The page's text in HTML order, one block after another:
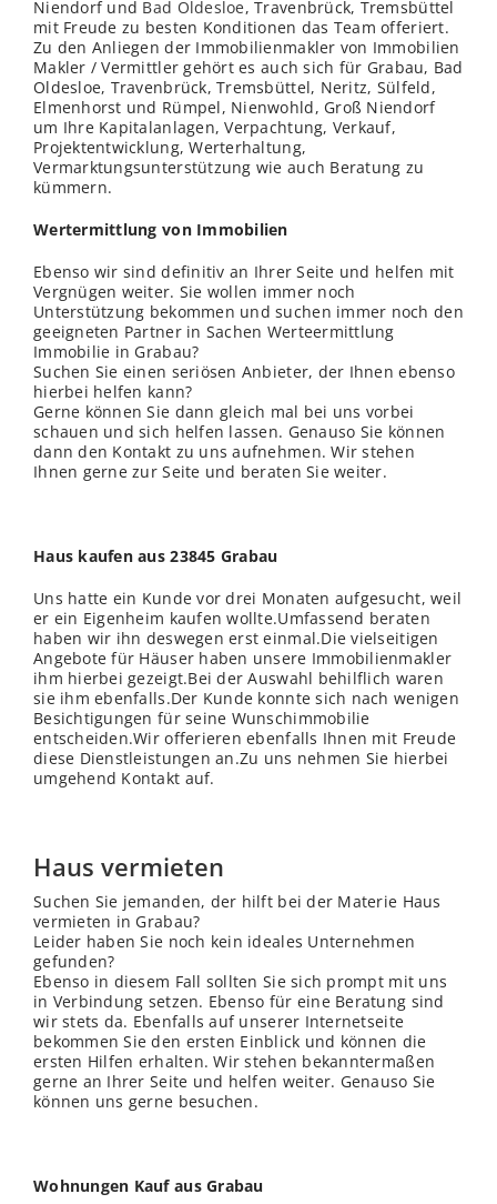
Niendorf und Bad Oldesloe, Travenbrück, Tremsbüttel
mit Freude zu besten Konditionen das Team offeriert.
Zu den Anliegen der Immobilienmakler von Immobilien
Makler / Vermittler gehört es auch sich für Grabau, Bad
Oldesloe, Travenbrück, Tremsbüttel, Neritz, Sülfeld,
Elmenhorst und Rümpel, Nienwohld, Groß Niendorf
um Ihre Kapitalanlagen, Verpachtung, Verkauf,
Projektentwicklung, Werterhaltung,
Vermarktungsunterstützung wie auch Beratung zu
kümmern.
Wertermittlung von Immobilien
Ebenso wir sind definitiv an Ihrer Seite und helfen mit
Vergnügen weiter. Sie wollen immer noch
Unterstützung bekommen und suchen immer noch den
geeigneten Partner in Sachen Werteermittlung
Immobilie in Grabau?
Suchen Sie einen seriösen Anbieter, der Ihnen ebenso
hierbei helfen kann?
Gerne können Sie dann gleich mal bei uns vorbei
schauen und sich helfen lassen. Genauso Sie können
dann den Kontakt zu uns aufnehmen. Wir stehen
Ihnen gerne zur Seite und beraten Sie weiter.
Haus kaufen aus 23845 Grabau
Uns hatte ein Kunde vor drei Monaten aufgesucht, weil
er ein Eigenheim kaufen wollte.Umfassend beraten
haben wir ihn deswegen erst einmal.Die vielseitigen
Angebote für Häuser haben unsere Immobilienmakler
ihm hierbei gezeigt.Bei der Auswahl behilflich waren
sie ihm ebenfalls.Der Kunde konnte sich nach wenigen
Besichtigungen für seine Wunschimmobilie
entscheiden.Wir offerieren ebenfalls Ihnen mit Freude
diese Dienstleistungen an.Zu uns nehmen Sie hierbei
umgehend Kontakt auf.
Haus vermieten
Suchen Sie jemanden, der hilft bei der Materie Haus
vermieten in Grabau?
Leider haben Sie noch kein ideales Unternehmen
gefunden?
Ebenso in diesem Fall sollten Sie sich prompt mit uns
in Verbindung setzen. Ebenso für eine Beratung sind
wir stets da. Ebenfalls auf unserer Internetseite
bekommen Sie den ersten Einblick und können die
ersten Hilfen erhalten. Wir stehen bekanntermaßen
gerne an Ihrer Seite und helfen weiter. Genauso Sie
können uns gerne besuchen.
Wohnungen Kauf aus Grabau